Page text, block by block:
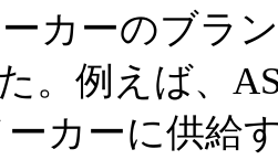
カーのブラ
。例えば、
ーカーに供給